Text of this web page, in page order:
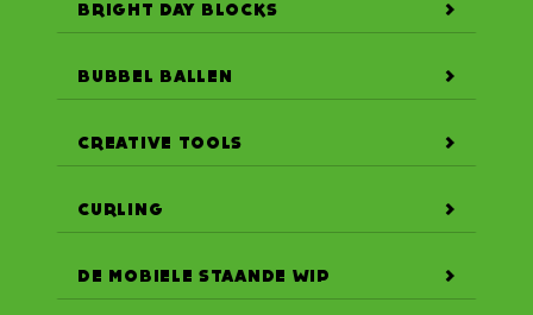
BRIGHT DAY BLOCKS
BUBBEL BALLEN
CREATIVE TOOLS
CURLING
DE MOBIELE STAANDE WIP